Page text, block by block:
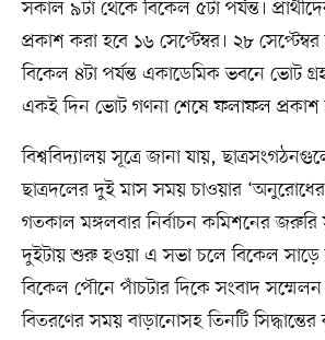
সকাল ৯টা থেকে বিকেল ৫টা পর্যন্ত।
প্রকাশ করা হবে ১৬ সেপ্টেম্বর। ২৮
বিকেল ৪টা পর্যন্ত একাডেমিক ভবনে ভোট
একই দিন ভোট গণনা শেষে ফলাফল প্রকাশ
বিশ্ববিদ্যালয় সূত্রে জানা যায়,
ছাত্রদলের দুই মাস সময় চাওয়ার
গতকাল মঙ্গলবার নির্বাচন কমিশনের জরুরি
দুইটায় শুরু হওয়া এ সভা চলে বিকেল সাড়ে
বিকেল পৌনে পাঁচটার দিকে সংবাদ
বিতরণের সময় বাড়ানোসহ তিনটি